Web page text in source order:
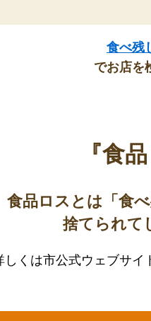
食べ残
でお店を
『食
食品ロスとは「食
捨てられて
しくは市公式ウェブサイ